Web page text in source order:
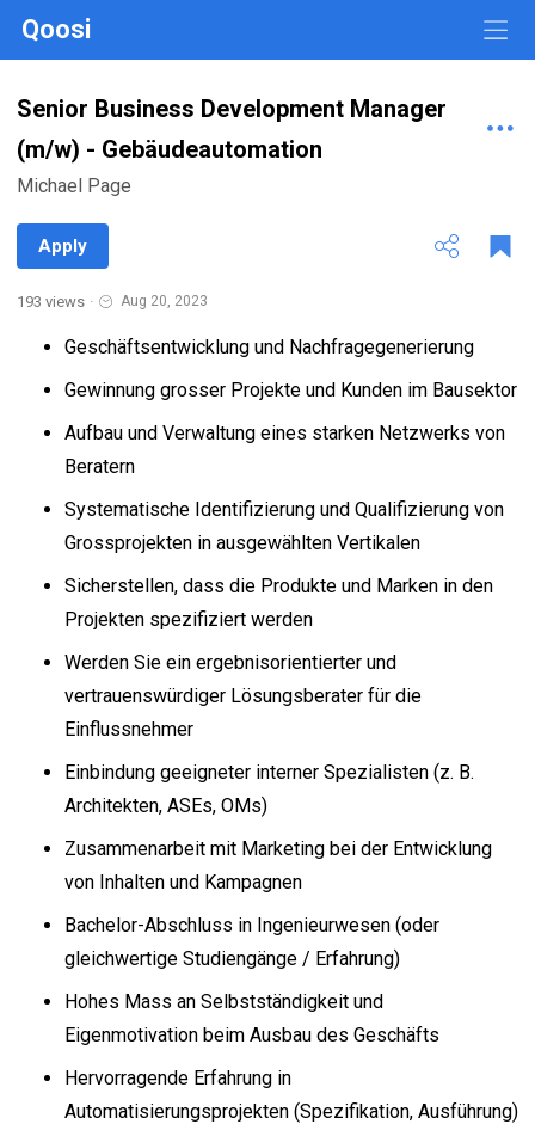
Qoosi
Senior Business Development Manager
(m/w) - Gebäudeautomation
Michael Page
Apply
193 views · Aug 20, 2023
Geschäftsentwicklung und Nachfragegenerierung
Gewinnung grosser Projekte und Kunden im Bausektor
Aufbau und Verwaltung eines starken Netzwerks von
Beratern
Systematische Identifizierung und Qualifizierung von
Grossprojekten in ausgewählten Vertikalen
Sicherstellen, dass die Produkte und Marken in den
Projekten spezifiziert werden
Werden Sie ein ergebnisorientierter und
vertrauenswürdiger Lösungsberater für die
Einflussnehmer
Einbindung geeigneter interner Spezialisten (z. B.
Architekten, ASEs, OMs)
Zusammenarbeit mit Marketing bei der Entwicklung
von Inhalten und Kampagnen
Bachelor-Abschluss in Ingenieurwesen (oder
gleichwertige Studiengänge / Erfahrung)
Hohes Mass an Selbstständigkeit und
Eigenmotivation beim Ausbau des Geschäfts
Hervorragende Erfahrung in
Automatisierungsprojekten (Spezifikation, Ausführung)